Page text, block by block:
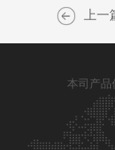
上一
本司产品